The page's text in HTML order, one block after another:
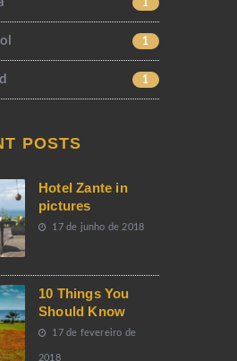
1
1
1
POSTS
Hotel Zante in
pictures
17 de junho de 2018
10 Things You
Should Know
17 de fevereiro de
2018